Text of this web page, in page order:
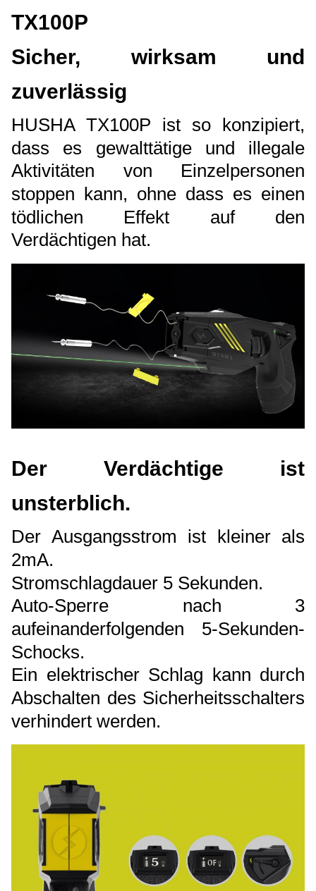
TX100P
Sicher, wirksam und
zuverlässig
HUSHA TX100P ist so konzipiert,
dass es gewalttätige und illegale
Aktivitäten von Einzelpersonen
stoppen kann, ohne dass es einen
tödlichen Effekt auf den
Verdächtigen hat.
Der Verdächtige ist
unsterblich.
Der Ausgangsstrom ist kleiner als
2mA.
Stromschlagdauer 5 Sekunden.
Auto-Sperre nach 3
aufeinanderfolgenden 5-Sekunden-
Schocks.
Ein elektrischer Schlag kann durch
Abschalten des Sicherheitsschalters
verhindert werden.